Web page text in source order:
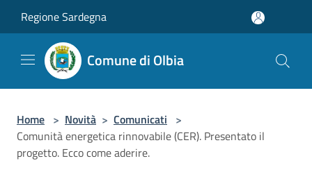
Regione Sardegna
Comune di Olbia
Home > Novità > Comunicati >
Comunità energetica rinnovabile (CER). Presentato il
progetto. Ecco come aderire.